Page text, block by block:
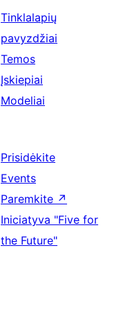
Tinklalapių
pavyzdžiai
Temos
Įskiepiai
Modeliai
Prisidėkite
Events
Paremkite ↗
Iniciatyva "Five for
the Future"